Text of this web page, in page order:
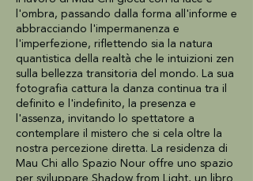
l'ombra, passando dalla forma all'informe e
abbracciando l'impermanenza e
l'imperfezione, riflettendo sia la natura
quantistica della realtà che le intuizioni zen
sulla bellezza transitoria del mondo. La sua
fotografia cattura la danza continua tra il
definito e l'indefinito, la presenza e
l'assenza, invitando lo spettatore a
contemplare il mistero che si cela oltre la
nostra percezione diretta. La residenza di
Mau Chi allo Spazio Nour offre uno spazio